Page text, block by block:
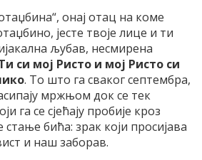
онај отац на коме
јесте твоје лице и ти
љубав, несмирена
си мој Ристо и мој Ристо си
. То што га сваког септембра,
мржњом док се тек
га се сјећају пробије кроз
бића: зрак који просијава
и наш заборав.